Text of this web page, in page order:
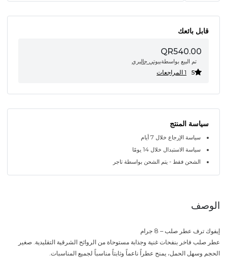
قابل بائعك
QR540.00
تم البيع بواسطةبيوتي جاليري
5 1 المراجعات
سياسة المنتج
سياسة الإرجاع خلال 7 أيام
سياسة الاستبدال خلال 14 يومًا
الشحن فقط - يتم الشحن بواسطة تاجر
الوصف
إيفوك ترف عطر صلب – 8 جرام
عطر صلب فاخر بنفحات غنية وجذابة مستوحاة من الروائح الشرقية التقليدية. صغير
الحجم وسهل الحمل، يمنح عطراً ناعماً وثابتاً مناسباً لجميع المناسبات.